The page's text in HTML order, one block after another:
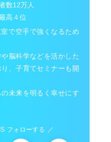
数12万人
高４位
で空手で強くなるため
脳科学などを活かした
、子育てセミナーも開
未来を明るく幸せにす
フォローする